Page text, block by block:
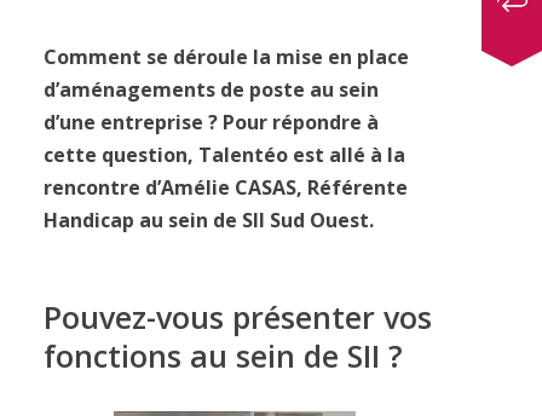
Comment se déroule la mise en place
d’aménagements de poste au sein
d’une entreprise ? Pour répondre à
cette question, Talentéo est allé à la
rencontre d’Amélie CASAS, Référente
Handicap au sein de SII Sud Ouest.
Pouvez-vous présenter vos
fonctions au sein de SII ?